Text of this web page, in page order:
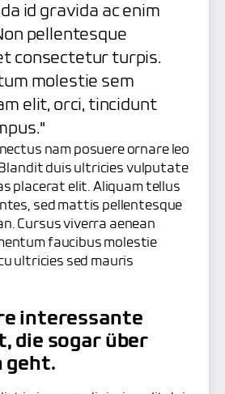
id gravida ac enim
pellentesque
consectetur turpis.
molestie sem
elit, orci, tincidunt
nam posuere ornare leo
duis ultricies vulputate
placerat elit. Aliquam tellus
sed mattis pellentesque
Cursus viverra aenean
faucibus molestie
ultricies sed mauris
interessante
die sogar über
geht.